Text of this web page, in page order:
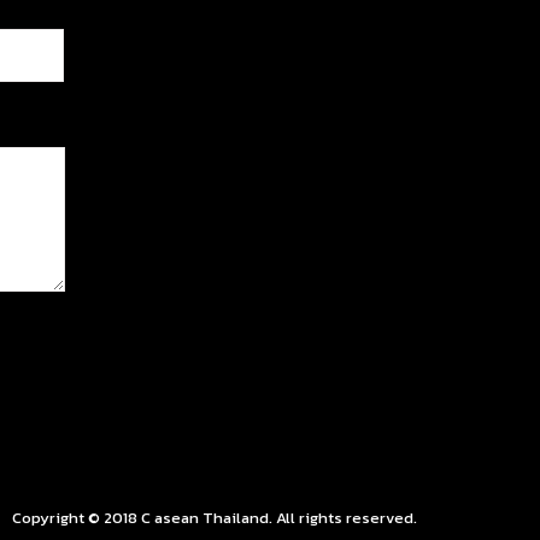
Copyright © 2018 C asean Thailand. All rights reserved.